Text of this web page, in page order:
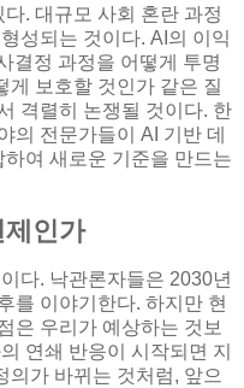
. 대규모 사회 혼란 과정
성되는 것이다. AI의 이익
결정 과정을 어떻게 투명
게 보호할 것인가 같은 질
격렬히 논쟁될 것이다. 한
의 전문가들이 AI 기반 데
여 새로운 기준을 만드는
인가
다. 낙관론자들은 2030년
를 이야기한다. 하지만 현
은 우리가 예상하는 것보
연쇄 반응이 시작되면 지
의가 바뀌는 것처럼, 앞으